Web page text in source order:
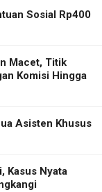
Sosial Rp400
Macet, Titik
Komisi Hingga
Asisten Khusus
Kasus Nyata